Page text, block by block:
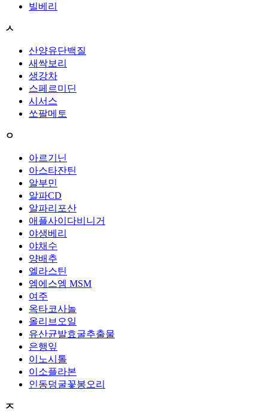
빌베리
ㅅ
산양유단백질
새싹보리
생강차
스페르미딘
시서스
쏘팔메토
ㅇ
아르기닌
아스타잔틴
알부민
알파CD
알파리포산
애플사이다비니거
야생베리
야채수
양배추
엘라스틴
엠에스엠 MSM
여주
옥타코사놀
올리브오일
유산균발효굴추출물
은행잎
이노시톨
이소플라본
인동덩굴꽃봉오리
ㅈ